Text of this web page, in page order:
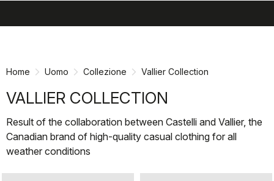
Home Uomo Collezione Vallier Collection
VALLIER COLLECTION
Result of the collaboration between Castelli and Vallier, the
Canadian brand of high-quality casual clothing for all
weather conditions